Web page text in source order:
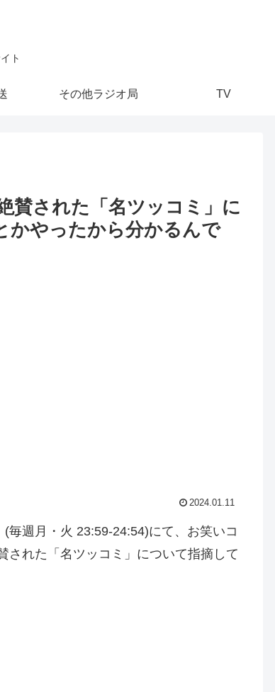
ト
その他ラジオ局 TV
賛された「名ツッコミ」に
かやったから分かるんで
2024.01.11
毎週月・火 23:59-24:54)にて、お笑いコ
された「名ツッコミ」について指摘して